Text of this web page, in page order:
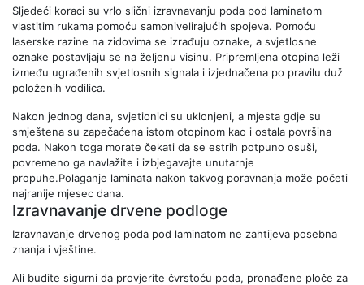
Sljedeći koraci su vrlo slični izravnavanju poda pod laminatom
vlastitim rukama pomoću samonivelirajućih spojeva. Pomoću
laserske razine na zidovima se izrađuju oznake, a svjetlosne
oznake postavljaju se na željenu visinu. Pripremljena otopina leži
između ugrađenih svjetlosnih signala i izjednačena po pravilu duž
položenih vodilica.
Nakon jednog dana, svjetionici su uklonjeni, a mjesta gdje su
smještena su zapečaćena istom otopinom kao i ostala površina
poda. Nakon toga morate čekati da se estrih potpuno osuši,
povremeno ga navlažite i izbjegavajte unutarnje
propuhe.Polaganje laminata nakon takvog poravnanja može početi
najranije mjesec dana.
Izravnavanje drvene podloge
Izravnavanje drvenog poda pod laminatom ne zahtijeva posebna
znanja i vještine.
Ali budite sigurni da provjerite čvrstoću poda, pronađene ploče za